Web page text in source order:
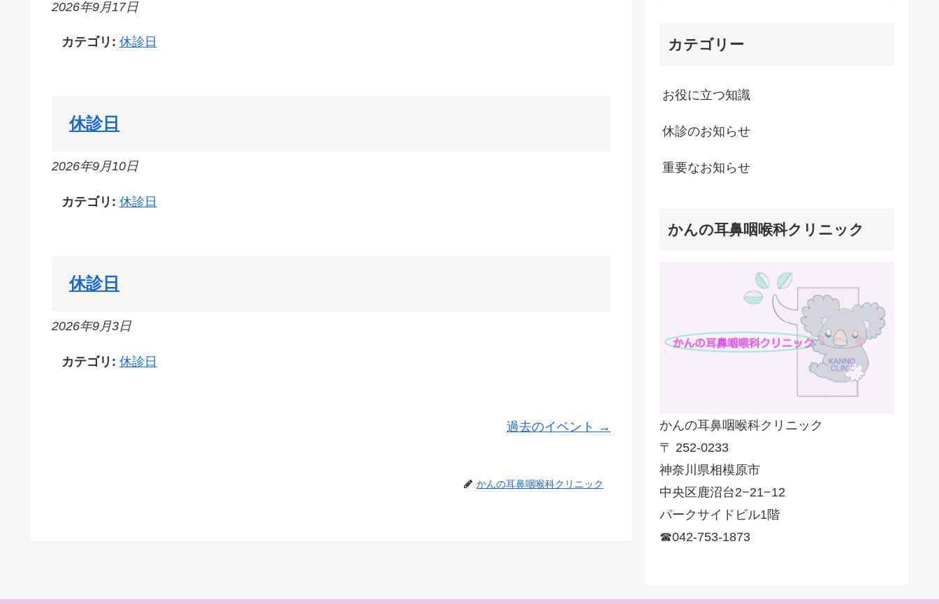
2026年9月17日
カテゴリ: 休診日
休診日
2026年9月10日
カテゴリ: 休診日
休診日
2026年9月3日
カテゴリ: 休診日
過去のイベント →
かんの耳鼻咽喉科クリニック
カテゴリー
お役に立つ知識
休診のお知らせ
重要なお知らせ
かんの耳鼻咽喉科クリニック
かんの耳鼻咽喉科クリニック
〒 252-0233
神奈川県相模原市
中央区鹿沼台2−21−12
パークサイドビル1階
☎042-753-1873